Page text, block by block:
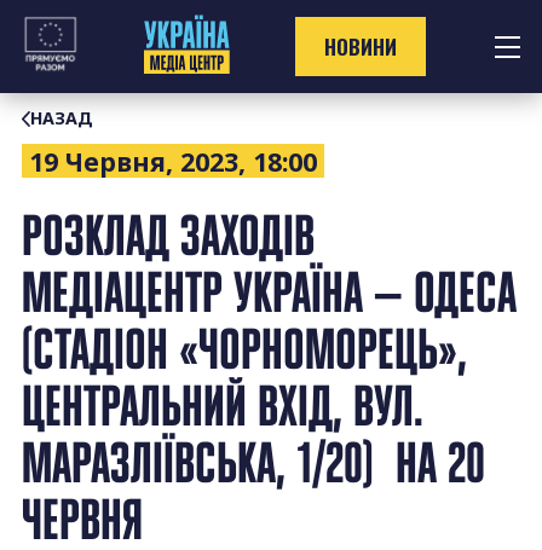
Перейти
контенту
НОВИНИ
НАЗАД
19 Червня, 2023, 18:00
РОЗКЛАД ЗАХОДІВ
МЕДІАЦЕНТР УКРАЇНА — ОДЕСА
(СТАДІОН «ЧОРНОМОРЕЦЬ»,
ЦЕНТРАЛЬНИЙ ВХІД, ВУЛ.
МАРАЗЛІЇВСЬКА, 1/20) НА 20
ЧЕРВНЯ